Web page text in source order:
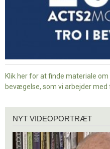
Klik her for at finde materiale
bevægelse, som vi arbejder med
videoportræt
NYT VIDEOPORTRÆT